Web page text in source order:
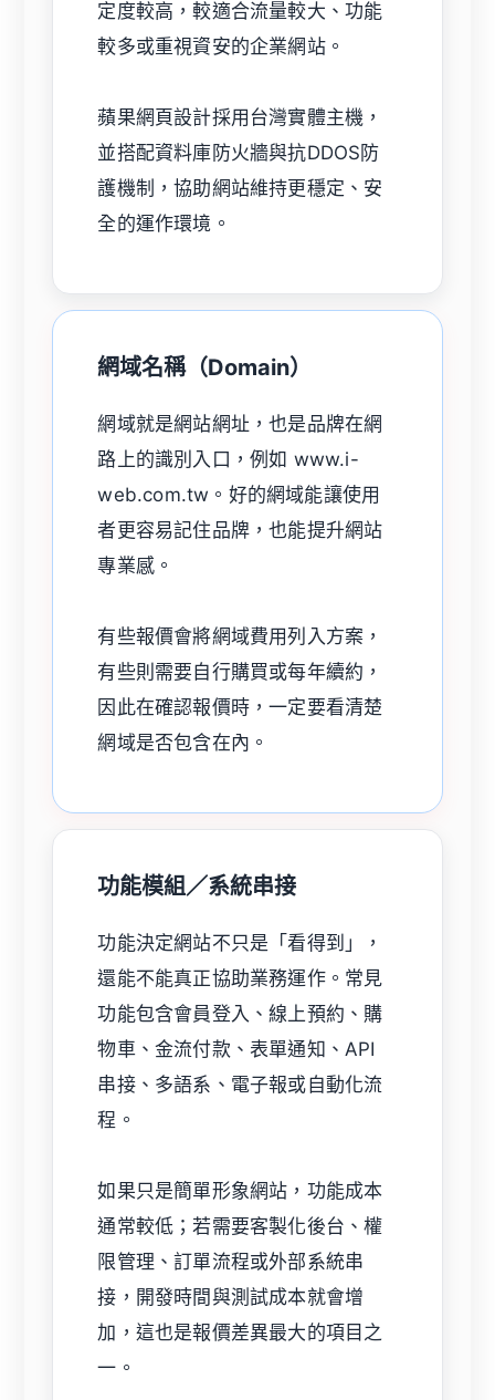
定度較高，較適合流量較大、功能
較多或重視資安的企業網站。
蘋果網頁設計採用台灣實體主機，
並搭配資料庫防火牆與抗DDOS防
護機制，協助網站維持更穩定、安
全的運作環境。
網域名稱（Domain）
網域就是網站網址，也是品牌在網
路上的識別入口，例如 www.i-
web.com.tw。好的網域能讓使用
者更容易記住品牌，也能提升網站
專業感。
有些報價會將網域費用列入方案，
有些則需要自行購買或每年續約，
因此在確認報價時，一定要看清楚
網域是否包含在內。
功能模組／系統串接
功能決定網站不只是「看得到」，
還能不能真正協助業務運作。常見
功能包含會員登入、線上預約、購
物車、金流付款、表單通知、API
串接、多語系、電子報或自動化流
程。
如果只是簡單形象網站，功能成本
通常較低；若需要客製化後台、權
限管理、訂單流程或外部系統串
接，開發時間與測試成本就會增
加，這也是報價差異最大的項目之
一。